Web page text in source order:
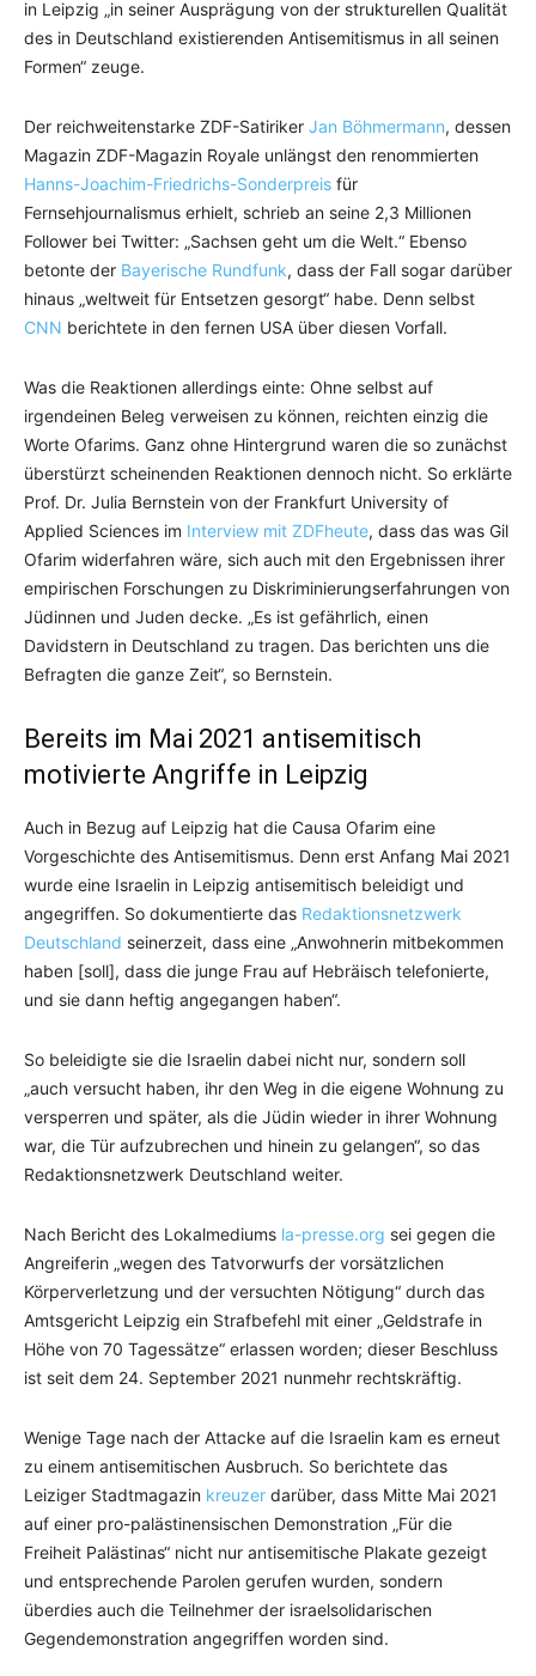
in Leipzig „in seiner Ausprägung von der strukturellen Qualität
des in Deutschland existierenden Antisemitismus in all seinen
Formen“ zeuge.
Der reichweitenstarke ZDF-Satiriker Jan Böhmermann, dessen
Magazin ZDF-Magazin Royale unlängst den renommierten
Hanns-Joachim-Friedrichs-Sonderpreis für
Fernsehjournalismus erhielt, schrieb an seine 2,3 Millionen
Follower bei Twitter: „Sachsen geht um die Welt.“ Ebenso
betonte der Bayerische Rundfunk, dass der Fall sogar darüber
hinaus „weltweit für Entsetzen gesorgt“ habe. Denn selbst
CNN berichtete in den fernen USA über diesen Vorfall.
Was die Reaktionen allerdings einte: Ohne selbst auf
irgendeinen Beleg verweisen zu können, reichten einzig die
Worte Ofarims. Ganz ohne Hintergrund waren die so zunächst
überstürzt scheinenden Reaktionen dennoch nicht. So erklärte
Prof. Dr. Julia Bernstein von der Frankfurt University of
Applied Sciences im Interview mit ZDFheute, dass das was Gil
Ofarim widerfahren wäre, sich auch mit den Ergebnissen ihrer
empirischen Forschungen zu Diskriminierungserfahrungen von
Jüdinnen und Juden decke. „Es ist gefährlich, einen
Davidstern in Deutschland zu tragen. Das berichten uns die
Befragten die ganze Zeit“, so Bernstein.
Bereits im Mai 2021 antisemitisch
motivierte Angriffe in Leipzig
Auch in Bezug auf Leipzig hat die Causa Ofarim eine
Vorgeschichte des Antisemitismus. Denn erst Anfang Mai 2021
wurde eine Israelin in Leipzig antisemitisch beleidigt und
angegriffen. So dokumentierte das Redaktionsnetzwerk
Deutschland seinerzeit, dass eine „Anwohnerin mitbekommen
haben [soll], dass die junge Frau auf Hebräisch telefonierte,
und sie dann heftig angegangen haben“.
So beleidigte sie die Israelin dabei nicht nur, sondern soll
„auch versucht haben, ihr den Weg in die eigene Wohnung zu
versperren und später, als die Jüdin wieder in ihrer Wohnung
war, die Tür aufzubrechen und hinein zu gelangen“, so das
Redaktionsnetzwerk Deutschland weiter.
Nach Bericht des Lokalmediums la-presse.org sei gegen die
Angreiferin „wegen des Tatvorwurfs der vorsätzlichen
Körperverletzung und der versuchten Nötigung“ durch das
Amtsgericht Leipzig ein Strafbefehl mit einer „Geldstrafe in
Höhe von 70 Tagessätze“ erlassen worden; dieser Beschluss
ist seit dem 24. September 2021 nunmehr rechtskräftig.
Wenige Tage nach der Attacke auf die Israelin kam es erneut
zu einem antisemitischen Ausbruch. So berichtete das
Leiziger Stadtmagazin kreuzer darüber, dass Mitte Mai 2021
auf einer pro-palästinensischen Demonstration „Für die
Freiheit Palästinas“ nicht nur antisemitische Plakate gezeigt
und entsprechende Parolen gerufen wurden, sondern
überdies auch die Teilnehmer der israelsolidarischen
Gegendemonstration angegriffen worden sind.